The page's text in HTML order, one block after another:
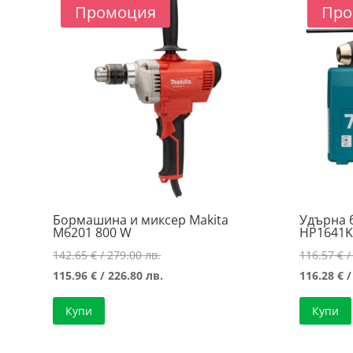
Промоция
Бормашина и миксер Makita
M6201 800 W
142.65€/ 279.00 лв.Original
price
115.96€ / 226.80 лв.
Купи
Удърна
116.57€/
116.28 €/
Купи